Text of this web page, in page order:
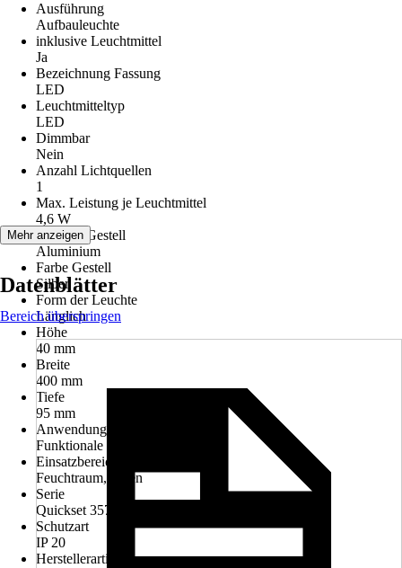
Ausführung
Aufbauleuchte
inklusive Leuchtmittel
Ja
Bezeichnung Fassung
LED
Leuchtmitteltyp
LED
Dimmbar
Nein
Anzahl Lichtquellen
1
Max. Leistung je Leuchtmittel
4,6 W
Material Gestell
Aluminium
Farbe Gestell
Silber
Form der Leuchte
Länglich
Höhe
40 mm
Breite
400 mm
Tiefe
95 mm
Anwendung
Funktionale Beleuchtung
Einsatzbereich
Feuchtraum, Innen
Serie
Quickset 357
Schutzart
IP 20
Herstellerartikelnummer
Mehr anzeigen
Datenblätter
Bereich überspringen